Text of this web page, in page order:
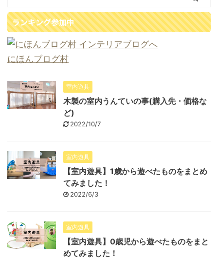
ランキング参加中
にほんブログ村
室内遊具
木製の室内うんていの事(購入先・価格な
ど)
2022/10/7
室内遊具
【室内遊具】1歳から遊べたものをまとめ
てみました！
2022/6/3
室内遊具
【室内遊具】0歳児から遊べたものをまと
めてみました！